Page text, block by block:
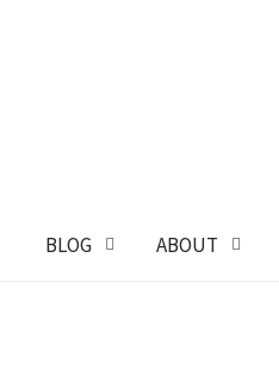
BLOG ABOUT